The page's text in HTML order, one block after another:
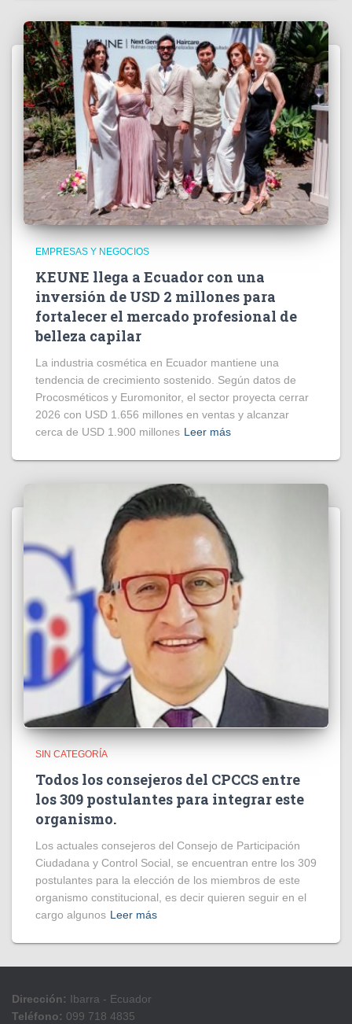
EMPRESAS Y NEGOCIOS
KEUNE llega a Ecuador con una
inversión de USD 2 millones para
fortalecer el mercado profesional de
belleza capilar
La industria cosmética en Ecuador mantiene una
tendencia de crecimiento sostenido. Según datos de
Procosméticos y Euromonitor, el sector proyecta cerrar
2026 con USD 1.656 millones en ventas y alcanzar
cerca de USD 1.900 millones Leer más
SIN CATEGORÍA
Todos los consejeros del CPCCS entre
los 309 postulantes para integrar este
organismo.
Los actuales consejeros del Consejo de Participación
Ciudadana y Control Social, se encuentran entre los 309
postulantes para la elección de los miembros de este
organismo constitucional, es decir quieren seguir en el
cargo algunos Leer más
Dirección: Ibarra - Ecuador
Teléfono: 099 718 4835